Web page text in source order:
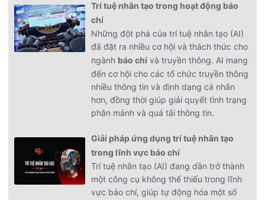
Trí tuệ nhân tạo trong hoạt động báo
chí
Những đột phá của trí tuệ nhân tạo (AI)
đã đặt ra nhiều cơ hội và thách thức cho
ngành báo chí và truyền thông. AI mang
đến cơ hội cho các tổ chức truyền thông
nhiều thông tin và định dạng cá nhân
hơn, đồng thời giúp giải quyết tình trạng
phân mảnh và quá tải thông tin.
Giải pháp ứng dụng trí tuệ nhân tạo
trong lĩnh vực báo chí
Trí tuệ nhân tạo (AI) đang dần trở thành
một công cụ không thể thiếu trong lĩnh
vực báo chí, giúp tự động hóa một số